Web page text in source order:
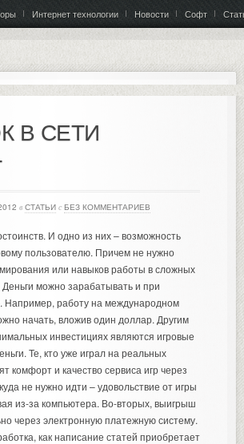
Интернет технологии Новости Софт
В СЕТИ
в СТАТЬИ с БЕЗ КОММЕНТАРИЕВ
И одно из них – возможность
пользователю. Причем не нужно
или навыков работы в сложных
можно зарабатывать и при
Например, работу на международном
начать, вложив один доллар. Другим
инвестициях являются игровые
. Те, кто уже играл на реальных
комфорт и качество сервиса игр через
не нужно идти – удовольствие от игры
из-за компьютера. Во-вторых, выигрыш
через электронную платежную систему.
как написание статей приобретает